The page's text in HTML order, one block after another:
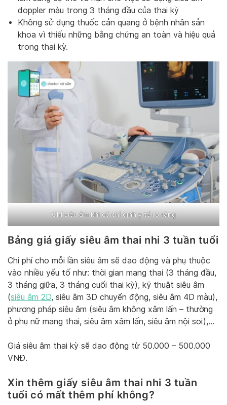
doppler màu trong 3 tháng đầu của thai kỳ
Không sử dụng thuốc cản quang ở bệnh nhân sản
khoa vì thiếu những bằng chứng an toàn và hiệu quả
trong thai kỳ.
Chỉ siêu âm khi có chỉ định y tế rõ ràng
Bảng giá giấy siêu âm thai nhi 3 tuần tuổi
Chi phí cho mỗi lần siêu âm sẽ dao động và phụ thuộc
vào nhiều yếu tố như: thời gian mang thai (3 tháng đầu,
3 tháng giữa, 3 tháng cuối thai kỳ), kỹ thuật siêu âm
(siêu âm 2D, siêu âm 3D chuyển động, siêu âm 4D màu),
phương pháp siêu âm (siêu âm không xâm lấn – thường
ở phụ nữ mang thai, siêu âm xâm lấn, siêu âm nội soi),…
Giá siêu âm thai kỳ sẽ dao động từ 50.000 – 500.000
VNĐ.
Xin thêm giấy siêu âm thai nhi 3 tuần
tuổi có mất thêm phí không?